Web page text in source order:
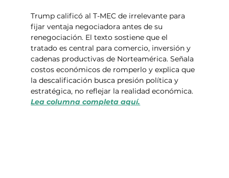
Trump calificó al T-MEC de irrelevante para
fijar ventaja negociadora antes de su
renegociación. El texto sostiene que el
tratado es central para comercio, inversión y
cadenas productivas de Norteamérica. Señala
costos económicos de romperlo y explica que
la descalificación busca presión política y
estratégica, no reflejar la realidad económica.
Lea columna completa aquí.